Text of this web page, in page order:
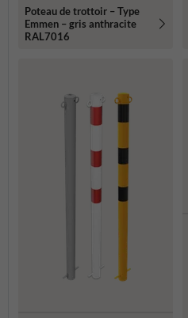
Poteau de trottoir – Type
Emmen – gris anthracite
RAL7016